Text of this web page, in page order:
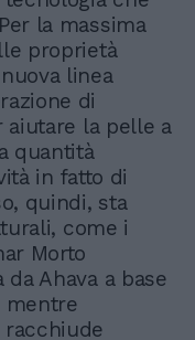
la massima
proprietà
linea
di
la pelle a
quantità
in fatto di
quindi, sta
come i
Morto
Ahava a base
mentre
racchiude